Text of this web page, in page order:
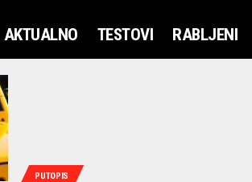
AKTUALNO TESTOVI RABLJENI
PUTOPIS